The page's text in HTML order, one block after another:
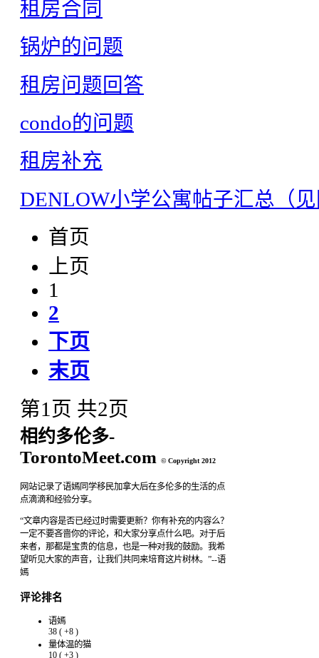
租房合同
锅炉的问题
租房问题回答
condo的问题
租房补充
DENLOW小学公寓帖子汇总（
首页
上页
1
2
下页
末页
第1页 共2页
相约多伦多-
TorontoMeet.com
© Copyright 2012
网站记录了语嫣同学移民加拿大后在多伦多的生活的点
点滴滴和经验分享。
“文章内容是否已经过时需要更新？你有补充的内容么？
一定不要吝啬你的评论，和大家分享点什么吧。对于后
来者，那都是宝贵的信息，也是一种对我的鼓励。我希
望听见大家的声音，让我们共同来培育这片树林。”--语
嫣
评论排名
语嫣
38 ( +8 )
量体温的猫
10 ( +3 )